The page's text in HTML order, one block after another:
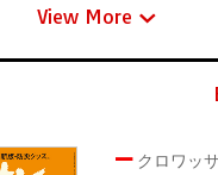
View More
クロワッ